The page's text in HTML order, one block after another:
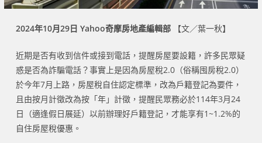
2024年10月29日 Yahoo奇摩房地產編輯部 【文／葉一秋】
近期是否有收到信件或接到電話，提醒房屋要設籍，許多民眾疑
惑是否為詐騙電話？事實上是因為房屋稅2.0（俗稱囤房稅2.0）
於今年7月上路，房屋稅自住認定標準，改為戶籍登記為要件，
且由按月計徵改為按「年」計徵，提醒民眾務必於114年3月24
日（適逢假日展延）以前辦理好戶籍登記，才能享有1~1.2%的
自住房屋稅優惠。